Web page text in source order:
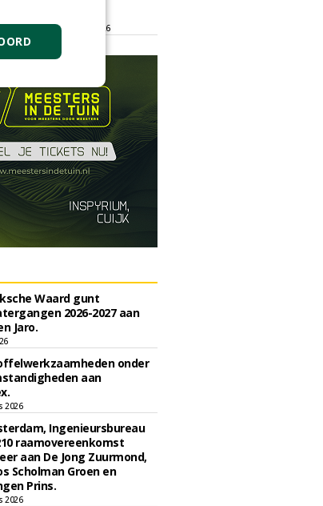
t/m vrijdag 18 september 2026
Waard gunt
2026-2027 aan
Jaro.
onder
aan
2026
Ingenieursbureau
raamovereenkomst
aan De Jong Zuurmond,
Scholman Groen en
Prins.
2026